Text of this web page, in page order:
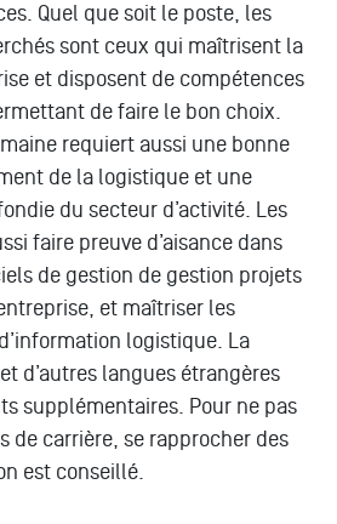
Quel que soit le poste, les
sont ceux qui maîtrisent la
et disposent de compétences
de faire le bon choix.
requiert aussi une bonne
de la logistique et une
du secteur d’activité. Les
faire preuve d’aisance dans
de gestion de gestion projets
et maîtriser les
logistique. La
d’autres langues étrangères
supplémentaires. Pour ne pas
de carrière, se rapprocher des
est conseillé.